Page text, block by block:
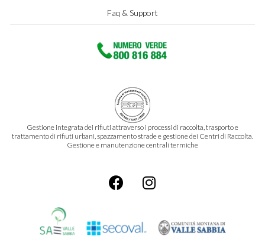
Faq & Support
Gestione integrata dei rifiuti attraverso i processi di raccolta, trasporto e
trattamento di rifiuti urbani, spazzamento strade e gestione dei Centri di Raccolta.
Gestione e manutenzione centrali termiche